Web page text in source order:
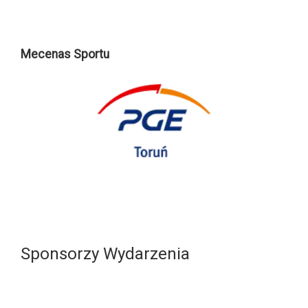
Mecenas Sportu
Sponsorzy Wydarzenia